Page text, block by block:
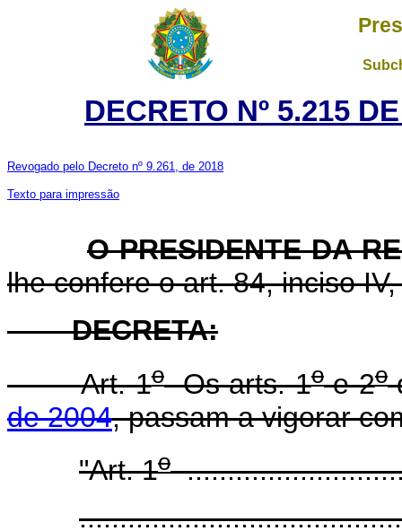
DECRETO Nº 5.215
Revogado pelo Decreto nº 9.261, de 2018
Texto para impressão
O PRESIDENTE DA
lhe confere o art. 84, inciso
DECRETA:
Art. 1oOs arts. 1oe 2o
de 2004, passam a vigorar
"Art. 1o